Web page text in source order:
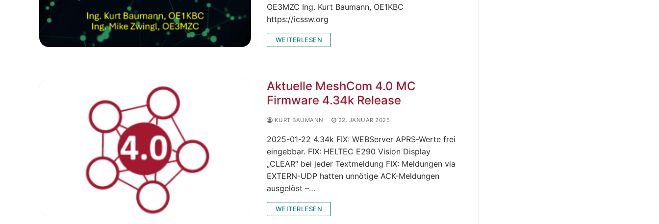
OE3MZC Ing. Kurt Baumann, OE1KBC
https://icssw.org
WEITERLESEN
Aktuelle MeshCom 4.0 MC
Firmware 4.34k Release
KURT BAUMANN 22. JANUAR 2025
2025-01-22 4.34k FIX: WEBServer APRS-Werte frei
eingebbar. FIX: HELTEC E290 Vision Display
„CLEAR“ bei jeder Textmeldung FIX: Meldungen via
EXTERN-UDP hatten unnötige ACK-Meldungen
ausgelöst –…
WEITERLESEN